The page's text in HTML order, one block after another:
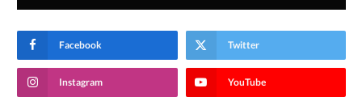
Facebook Twitter
Instagram YouTube